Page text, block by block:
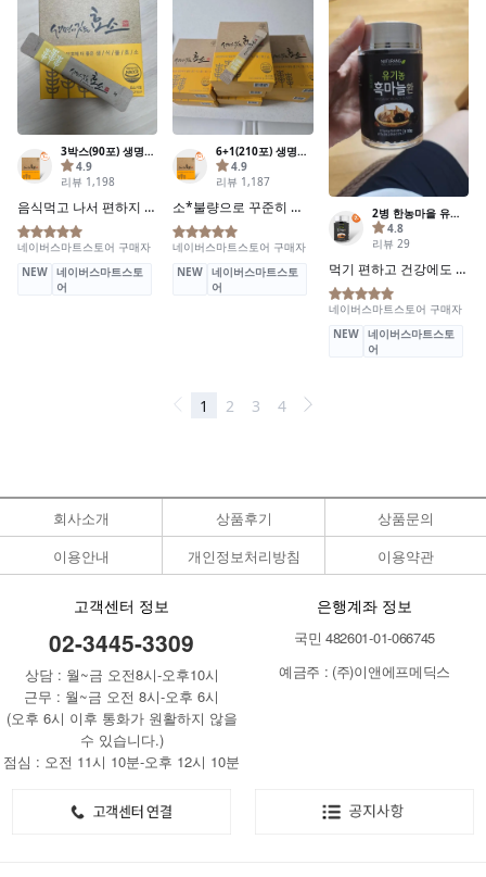
회사소개 상품후기
상품문의
이용안내
개인정보처리방침 이용약관
고객센터 정보
02-3445-3309
상담 : 월~금 오전8시-오후10시
근무 : 월~금 오전 8시-오후 6시
(오후 6시 이후 통화가 원활하지 않을
수 있습니다.)
점심 : 오전 11시 10분-오후 12시 10분
은행계좌 정보
국민 482601-01-066745
예금주 : (주)이앤에프메딕스